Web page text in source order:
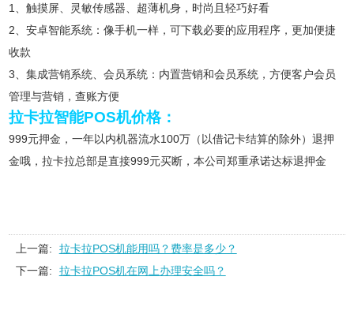
1、触摸屏、灵敏传感器、超薄机身，时尚且轻巧好看
2、安卓智能系统：像手机一样，可下载必要的应用程序，更加便捷
收款
3、集成营销系统、会员系统：内置营销和会员系统，方便客户会员
管理与营销，查账方便
拉卡拉智能POS机价格：
999元押金，一年以内机器流水100万（以借记卡结算的除外）退押
金哦，拉卡拉总部是直接999元买断，本公司郑重承诺达标退押金
上一篇:
拉卡拉POS机能用吗？费率是多少？
下一篇:
拉卡拉POS机在网上办理安全吗？